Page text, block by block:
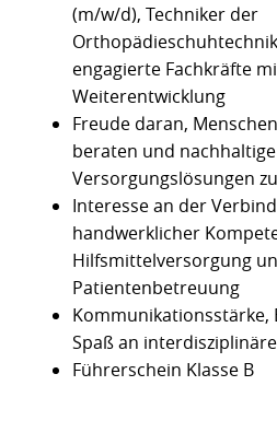
(m/w/d), Techniker der
engagierte Fachkräfte
Weiterentwicklung
Freude daran,
beraten und nachhaltige
Versorgungslösungen
Interesse an der
handwerklicher
Hilfsmittelversorgung
Patientenbetreuung
Kommunikationsstärke,
Spaß an
Führerschein Klasse B